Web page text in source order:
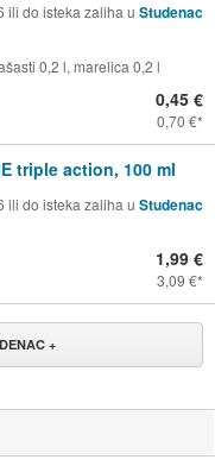
ili do isteka zaliha u Studenac
0,2 l, marelica 0,2 l
0,45 €
0,70 €
triple action, 100 ml
ili do isteka zaliha u Studenac
1,99 €
3,09 €
+